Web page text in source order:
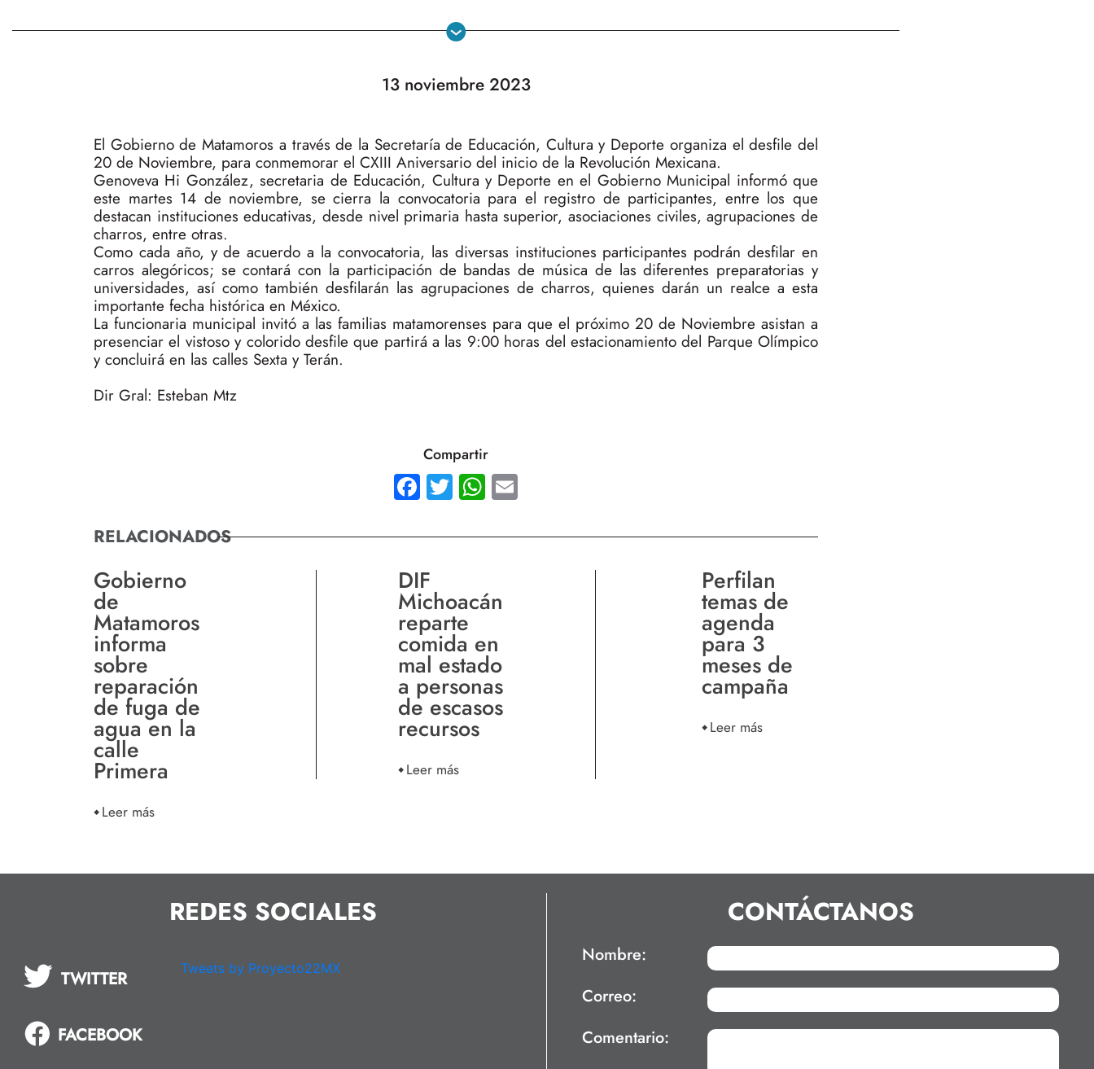
13 noviembre 2023
El Gobierno de Matamoros a través de la Secretaría de Educación, Cultura y Deporte organiza el desfile del
20 de Noviembre, para conmemorar el CXIII Aniversario del inicio de la Revolución Mexicana.
Genoveva Hi González, secretaria de Educación, Cultura y Deporte en el Gobierno Municipal informó que
este martes 14 de noviembre, se cierra la convocatoria para el registro de participantes, entre los que
destacan instituciones educativas, desde nivel primaria hasta superior, asociaciones civiles, agrupaciones de
charros, entre otras.
Como cada año, y de acuerdo a la convocatoria, las diversas instituciones participantes podrán desfilar en
carros alegóricos; se contará con la participación de bandas de música de las diferentes preparatorias y
universidades, así como también desfilarán las agrupaciones de charros, quienes darán un realce a esta
importante fecha histórica en México.
La funcionaria municipal invitó a las familias matamorenses para que el próximo 20 de Noviembre asistan a
presenciar el vistoso y colorido desfile que partirá a las 9:00 horas del estacionamiento del Parque Olímpico
y concluirá en las calles Sexta y Terán.
Dir Gral: Esteban Mtz
Compartir
Facebook
TwitterWhatsApp
RELACIONADOS
Gobierno
de
Matamoros
informa
sobre
reparación
de fuga de
agua en la
calle
Primera
Leer más
DIF
Michoacán
reparte
comida en
mal estado
a personas
de escasos
recursos
Leer más
Perfilan
temas de
agenda
para 3
meses de
campaña
Leer más
REDES SOCIALES
TWITTER
FACEBOOK
Tweets by Proyecto22MX
CONTÁCTANOS
Nombre:
Correo:
Comentario: